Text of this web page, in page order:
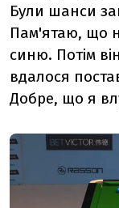
Були шанси
Пам'ятаю, що
синю. Потім
вдалося
Добре, що я